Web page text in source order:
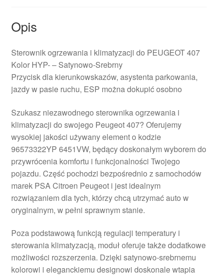
Opis
Sterownik ogrzewania i klimatyzacji do PEUGEOT 407
Kolor HYP- – Satynowo-Srebrny
Przycisk dla kierunkowskazów, asystenta parkowania,
jazdy w pasie ruchu, ESP można dokupić osobno
Szukasz niezawodnego sterownika ogrzewania i
klimatyzacji do swojego Peugeot 407? Oferujemy
wysokiej jakości używany element o kodzie
96573322YP 6451VW, będący doskonałym wyborem do
przywrócenia komfortu i funkcjonalności Twojego
pojazdu. Część pochodzi bezpośrednio z samochodów
marek PSA Citroen Peugeot i jest idealnym
rozwiązaniem dla tych, którzy chcą utrzymać auto w
oryginalnym, w pełni sprawnym stanie.
Poza podstawową funkcją regulacji temperatury i
sterowania klimatyzacją, moduł oferuje także dodatkowe
możliwości rozszerzenia. Dzięki satynowo-srebrnemu
kolorowi i eleganckiemu designowi doskonale wtapia